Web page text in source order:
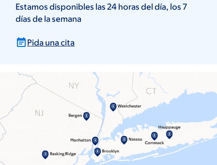
Estamos disponibles las 24 horas del día, los 7
días de la semana
Pida una cita